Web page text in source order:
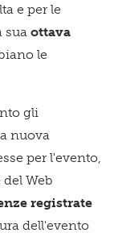
e per le
sua ottava
le
gli
nuova
per l'evento,
Web
registrate
dell'evento